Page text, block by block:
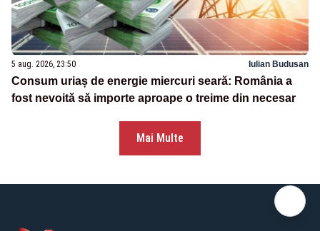
5 aug. 2026, 23:50 Iulian Budusan
Consum uriaș de energie miercuri seară: România a
fost nevoită să importe aproape o treime din necesar
Mai Multe